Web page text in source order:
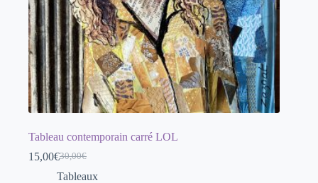
Tableau contemporain carré LOL
30,00€
Le
prix
15,00€Le
prix
Tableaux